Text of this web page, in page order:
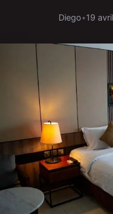
Diego•19